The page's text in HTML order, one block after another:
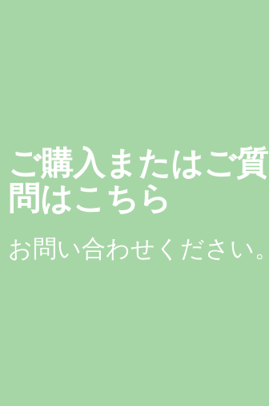
ご購入またはご質
問はこちら
お問い合わせください。